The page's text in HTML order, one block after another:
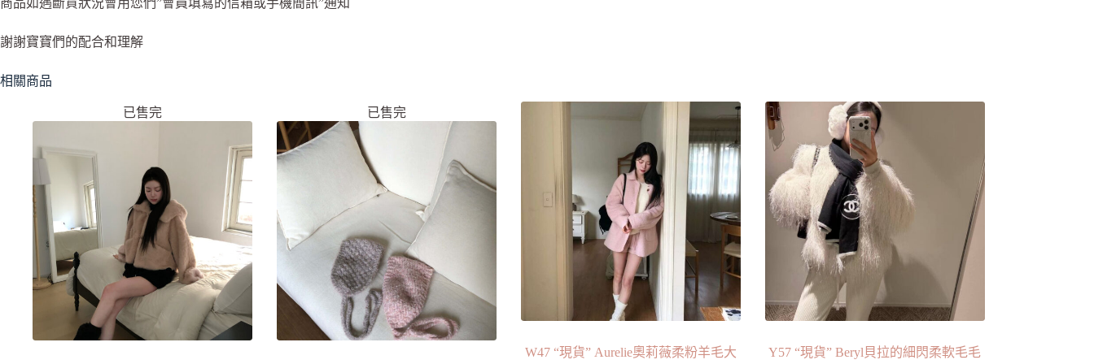
商品如遇斷貨狀況會用您們”會員填寫的信箱或手機簡訊”通知
謝謝寶寶們的配合和理解
相關商品
已售完 已售完
W47 “現貨” Aurelie奧莉薇柔粉羊毛大 Y57 “現貨” Beryl貝拉的細閃柔軟毛毛